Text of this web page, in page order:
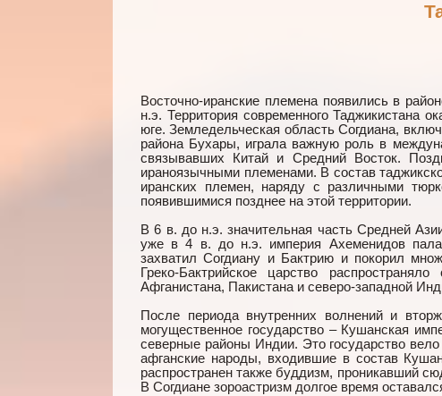
Восточно-иранские племена появились в
н.э. Территория современного Таджикистана
юге. Земледельческая область Согдиана,
района Бухары, играла важную роль в
связывавших Китай и Средний Восток.
ираноязычными племенами. В состав
иранских племен, наряду с различными
появившимися позднее на этой территории.
В 6 в. до н.э. значительная часть Средней
уже в 4 в. до н.э. империя Ахеменидов пала
захватил Согдиану и Бактрию и покорил
Греко-Бактрийское царство
Афганистана, Пакистана и северо-западной
После периода внутренних волнений и
могущественное государство – Кушанская
северные районы Индии. Это государство
афганские народы, входившие в состав
распространен также буддизм, проникавший
В Согдиане зороастризм долгое время